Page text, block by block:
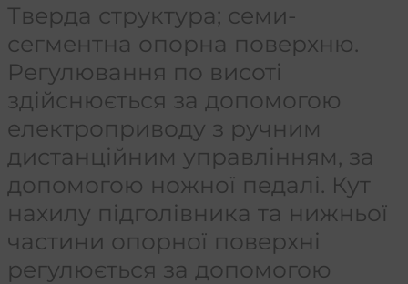
Тверда структура; семи-
сегментна опорна поверхню.
Регулювання по висоті
здійснюється за допомогою
електроприводу з ручним
дистанційним управлінням, за
допомогою ножної педалі. Кут
нахилу підголівника та нижньої
частини опорної поверхні
регулюється за допомогою